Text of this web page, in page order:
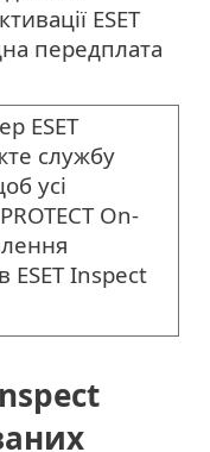
ESET
передплата
ESET
службу
усі
On-
ESET Inspect